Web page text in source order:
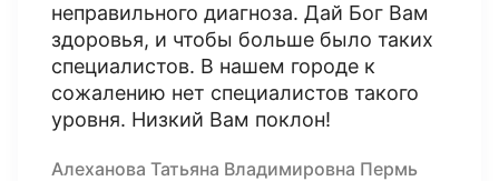
неправильного диагноза. Дай Бог Вам
здоровья, и чтобы больше было таких
специалистов. В нашем городе к
сожалению нет специалистов такого
уровня. Низкий Вам поклон!
Алеханова Татьяна Владимировна Пермь